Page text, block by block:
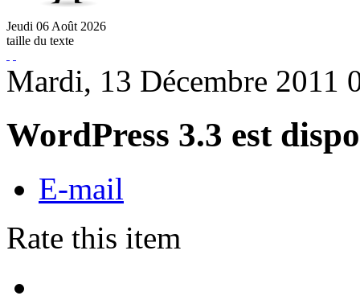
Jeudi 06 Août 2026
taille du texte
Mardi, 13 Décembre 2011
WordPress 3.3 est
E-mail
Rate this item